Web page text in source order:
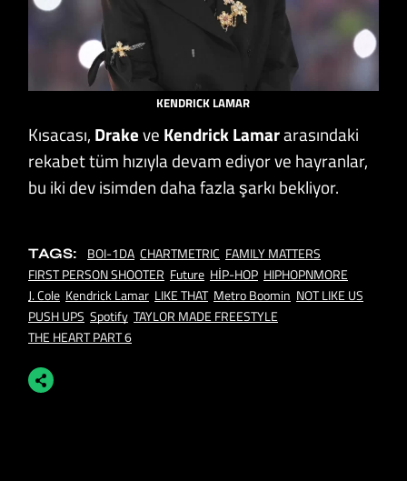
KENDRICK LAMAR
Kısacası, Drakeve Kendrick Lamararasındaki
rekabet tüm hızıyla devam ediyor ve hayranlar,
bu iki dev isimden daha fazla şarkı bekliyor.
TAGS: BOI-1DA CHARTMETRIC FAMILY MATTERS
FIRST PERSON SHOOTER Future HİP-HOP HIPHOPNMORE
J. Cole Kendrick Lamar LIKE THAT Metro Boomin NOT LIKE US
PUSH UPS Spotify TAYLOR MADE FREESTYLE
THE HEART PART 6